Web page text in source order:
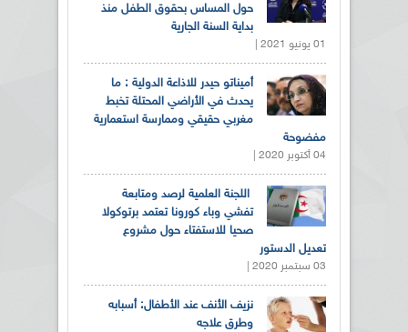
حول المساس بحقوق الطفل منذ
بداية السنة الجارية
01 يونيو 2021 |
أميناتو حيدر للاذاعة الدولية : ما
يحدث في الأراضي المحتلة تخبط
مغربي حقيقي وممارسة استعمارية
مفضوحة
04 أكتوبر 2020 |
اللجنة العلمية لرصد ومتابعة
تفشي وباء كورونا تعتمد برتوكولا
صحيا للاستفتاء حول مشروع
تعديل الدستور
03 سبتمبر 2020 |
نزيف الأنف عند الأطفال: أسبابه
وطرق علاجه